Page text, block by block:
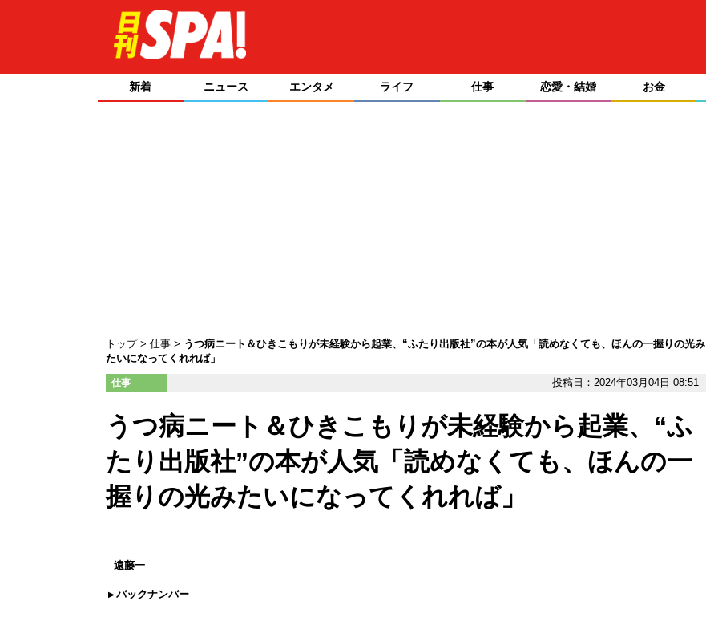
新着 ニュース エンタメ ライフ 仕事 恋愛・結婚 お金
トップ 仕事
うつ病ニート＆ひきこもりが未経験から起業、“ふたり出版社”の本が人気「読めなくても、ほんの一握りの光み
たいになってくれれば」
仕事 投稿日：2024年03月04日 08:51
うつ病ニート＆ひきこもりが未経験から起業、“ふ
たり出版社”の本が人気「読めなくても、ほんの一
握りの光みたいになってくれれば」
遠藤一
バックナンバー